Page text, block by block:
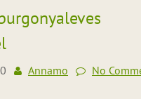
Annamo No